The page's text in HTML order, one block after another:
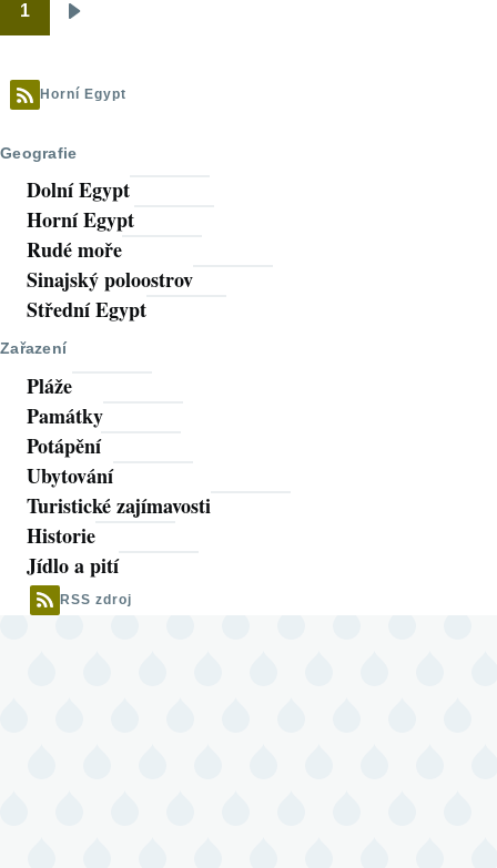
Pagination
1
Horní Egypt
Geografie
Dolní Egypt
Horní Egypt
Rudé moře
Sinajský poloostrov
Střední Egypt
Zařazení
Pláže
Památky
Potápění
Ubytování
Turistické zajímavosti
Historie
Jídlo a pití
RSS zdroj